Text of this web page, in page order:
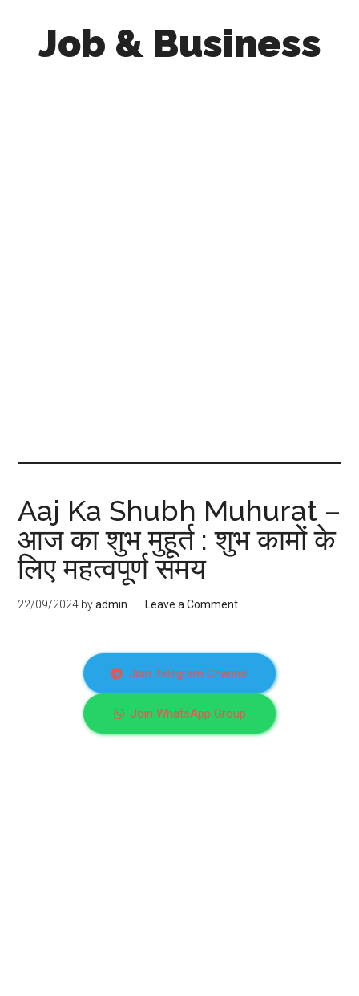
Job & Business
Aaj Ka Shubh Muhurat –
आज का शुभ मुहूर्त : शुभ कामों के
लिए महत्वपूर्ण समय
22/09/2024 byadmin Leave a Comment
Join Telegram Channel
Join WhatsApp Group